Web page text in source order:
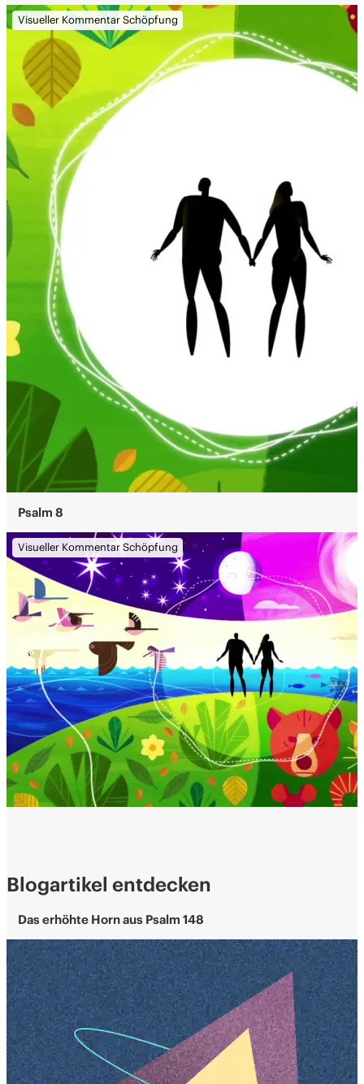
Visueller Kommentar Schöpfung
Psalm 8
Visueller Kommentar Schöpfung
Blogartikel entdecken
Das erhöhte Horn aus Psalm 148